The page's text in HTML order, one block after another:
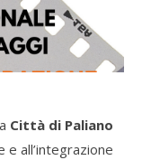
Città di Paliano
e all’integrazione